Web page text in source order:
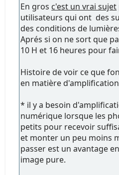
En gros c'est un vrai sujet
utilisateurs qui ont des
des conditions de
Aprés si on ne sort que
10 H et 16 heures pour
Histoire de voir ce que
en matière
* il y a besoin
numérique lorsque les
petits pour recevoir
et monter un peu moins
passer est un avantage
image pure.